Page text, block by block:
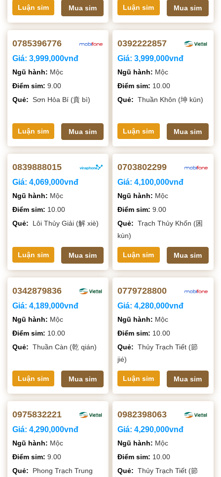
Luận sim Mua sim Luận sim Mua sim
0785396776
Giá: 3,999,000vnđ
Ngũ hành: Mộc
Điểm sim: 9.00
Quẻ: Sơn Hỏa Bí (賁 bì)
Luận sim Mua sim
0392222857
Giá:3,999,000vnđ
Ngũ hành: Mộc
Điểm sim: 10.00
Quẻ: Thuần Khôn (坤 kūn)
Luận sim Mua sim
0839888015
Giá: 4,069,000vnđ
Ngũ hành: Mộc
Điểm sim: 10.00
Quẻ:
Lôi Thủy Giải (解 xiè)
Luận sim Mua sim
0703802299
Giá:4,100,000vnđ
Ngũ hành: Mộc
Điểm sim:9.00
Quẻ: Trạch Thủy Khốn (困
kùn)
Luận sim Mua sim
0342879836
Giá: 4,189,000vnđ
Ngũ hành: Mộc
Điểm sim: 10.00
Quẻ: Thuần Càn (乾 qián)
Luận sim Mua sim
0779728800
Giá:4,280,000vnđ
Ngũ hành: Mộc
Điểm sim: 10.00
Quẻ: Thủy Trạch Tiết (節
jié)
Luận sim Mua sim
0975832221
Giá: 4,290,000vnđ
Ngũ hành: Mộc
Điểm sim: 9.00
Quẻ:
Phong Trạch Trung
0982398063
Giá:4,290,000vnđ
Ngũ hành: Mộc
Điểm sim: 10.00
Quẻ: Thủy Trạch Tiết (節